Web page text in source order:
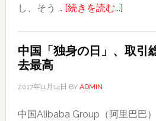
し、そう … [続きを読む...]about
ン、
ト
中国「独身の日」、取引
去最高
2017年11月14日 BY ADMIN
中国Alibaba Group（阿里巴巴